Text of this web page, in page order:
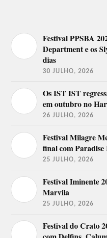
Festival PPSBA
Department e os
dias
30 JULHO, 2026
Os IST IST
em outubro no
26 JULHO, 2026
Festival Milagre
final com
25 JULHO, 2026
Festival Iminente
Marvila
25 JULHO, 2026
Festival do Crato